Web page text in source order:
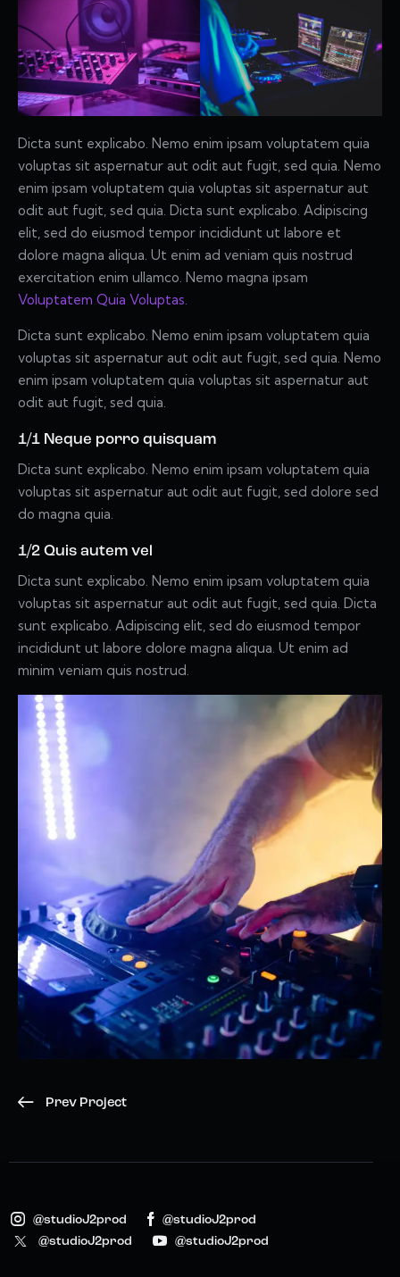
Dicta sunt explicabo. Nemo enim ipsam voluptatem quia
voluptas sit aspernatur aut odit aut fugit, sed quia. Nemo
enim ipsam voluptatem quia voluptas sit aspernatur aut
odit aut fugit, sed quia. Dicta sunt explicabo. Adipiscing
elit, sed do eiusmod tempor incididunt ut labore et
dolore magna aliqua. Ut enim ad veniam quis nostrud
exercitation enim ullamco. Nemo magna ipsam
Voluptatem Quia Voluptas.
Dicta sunt explicabo. Nemo enim ipsam voluptatem quia
voluptas sit aspernatur aut odit aut fugit, sed quia. Nemo
enim ipsam voluptatem quia voluptas sit aspernatur aut
odit aut fugit, sed quia.
1/1 Neque porro quisquam
Dicta sunt explicabo. Nemo enim ipsam voluptatem quia
voluptas sit aspernatur aut odit aut fugit, sed dolore sed
do magna quia.
1/2 Quis autem vel
Dicta sunt explicabo. Nemo enim ipsam voluptatem quia
voluptas sit aspernatur aut odit aut fugit, sed quia. Dicta
sunt explicabo. Adipiscing elit, sed do eiusmod tempor
incididunt ut labore dolore magna aliqua. Ut enim ad
minim veniam quis nostrud.
Prev Project
@studioJ2prod
@studioJ2prod
@studioJ2prod
@studioJ2prod